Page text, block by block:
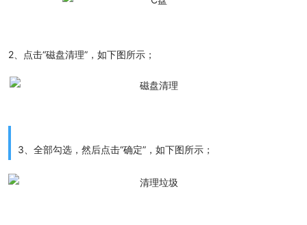
2、点击“磁盘清理”，如下图所示；
3、全部勾选，然后点击“确定”，如下图所示；